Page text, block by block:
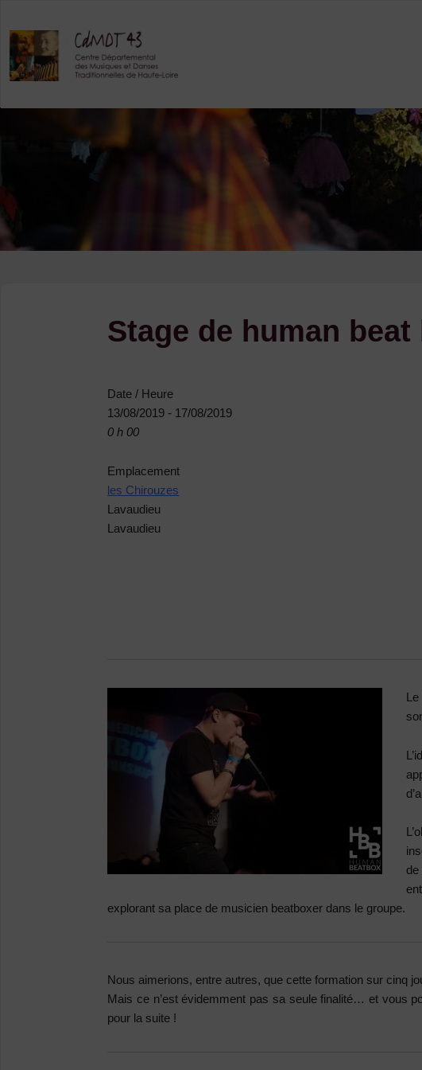
content
Stage de human
Date / Heure
13/08/2019 - 17/08/2019
0 h 00
Emplacement
les Chirouzes
Lavaudieu
Lavaudieu
de
explorant sa place de musicien beatboxer dans le groupe.
Nous aimerions, entre autres, que cette formation sur cinq
Mais ce n’est évidemment pas sa seule finalité… et vous
pour la suite !